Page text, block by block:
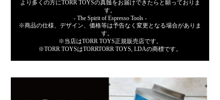
より多くの方にTORR TOYSの真髄をお届けできたらと願っておりま
す。
- The Spirit of Espresso Tools -
※商品の仕様、デザイン、価格等は予告なく変更となる場合がありま
す。
※当店はTORR TOYS正規販売店です。
※TORR TOYSはTORRTORR TOYS, LDAの商標です。